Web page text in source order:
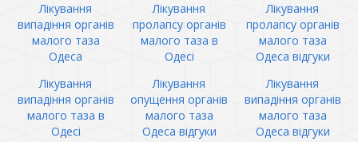
Лікування
випадіння органів
малого таза
Одеса
Лікування
пролапсу органів
малого таза в
Одесі
Лікування
пролапсу органів
малого таза
Одеса відгуки
Лікування
випадіння органів
малого таза в
Одесі
Лікування
опущення органів
малого таза
Одеса відгуки
Лікування
випадіння органів
малого таза
Одеса відгуки